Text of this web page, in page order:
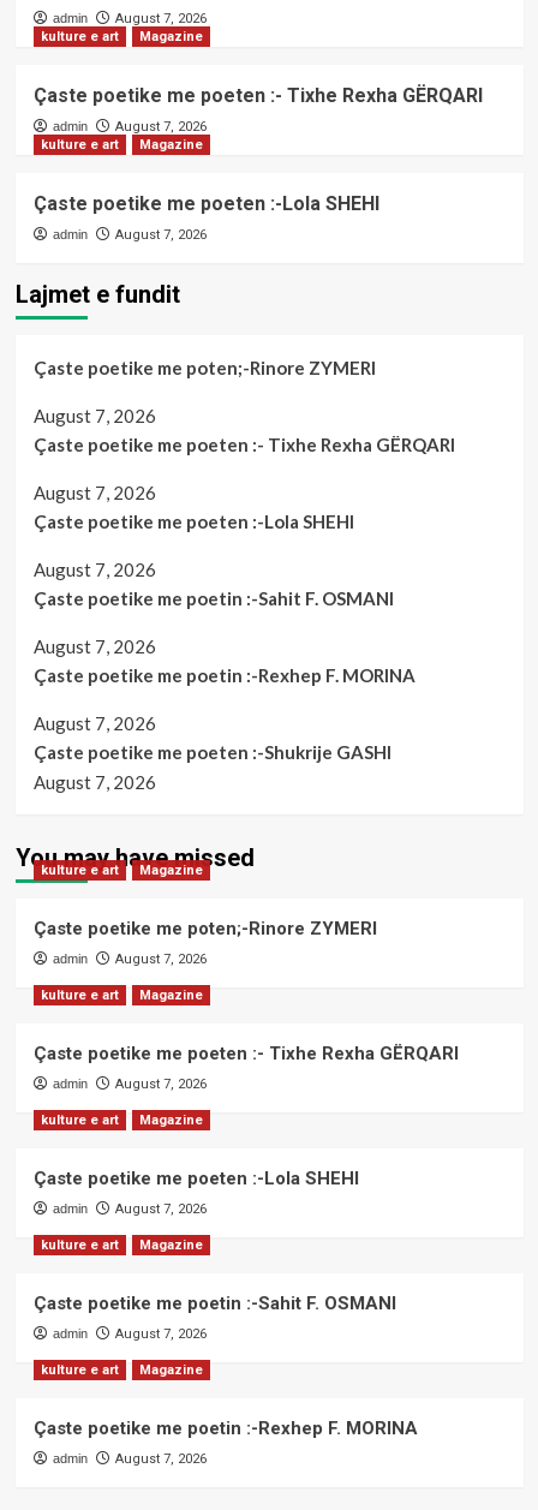
admin
August 7, 2026
kulture e art
Magazine
Çaste poetike me poeten :- Tixhe Rexha GËRQARI
admin
August 7, 2026
kulture e art
Magazine
Çaste poetike me poeten :-Lola SHEHI
admin August 7, 2026
Lajmet e fundit
Çaste poetike me poten;-Rinore ZYMERI
August 7, 2026
Çaste poetike me poeten :- Tixhe Rexha GËRQARI
August 7, 2026
Çaste poetike me poeten :-Lola SHEHI
August 7, 2026
Çaste poetike me poetin :-Sahit F. OSMANI
August 7, 2026
Çaste poetike me poetin :-Rexhep F. MORINA
August 7, 2026
Çaste poetike me poeten :-Shukrije GASHI
August 7, 2026
You may have missed
kulture e art Magazine
Çaste poetike me poten;-Rinore ZYMERI
admin August 7, 2026
kulture e art Magazine
Çaste poetike me poeten :- Tixhe Rexha GËRQARI
admin August 7, 2026
kulture e art Magazine
Çaste poetike me poeten :-Lola SHEHI
admin August 7, 2026
kulture e art Magazine
Çaste poetike me poetin :-Sahit F. OSMANI
admin August 7, 2026
kulture e art Magazine
Çaste poetike me poetin :-Rexhep F. MORINA
admin August 7, 2026